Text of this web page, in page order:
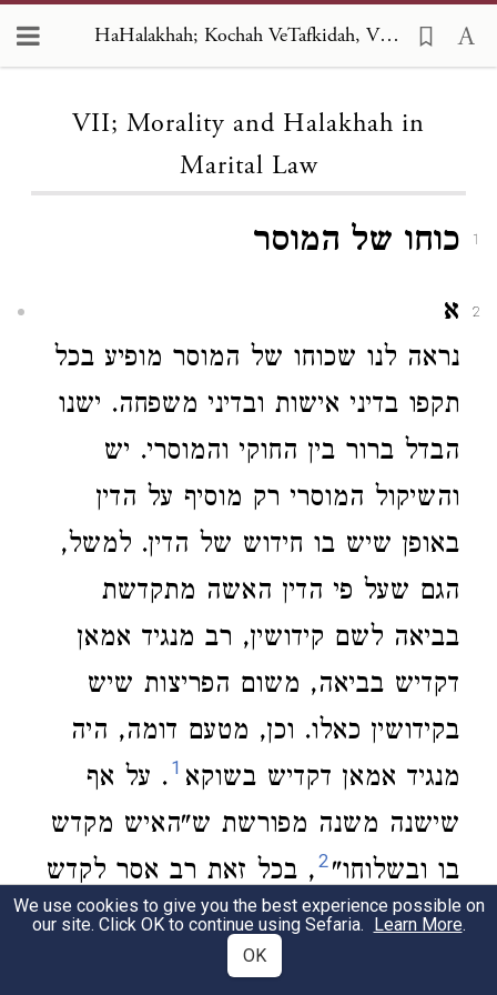
HaHalakhah; Kochah VeTafkidah, VII; Morality and Halakhah in Marital Law
VII; Morality and Halakhah in
Marital Law
1 כוחו של המוסר
2
א
נראה לנו שכוחו של המוסר מופיע בכל
תקפו בדיני אישות ובדיני משפחה. ישנו
הבדל ברור בין החוקי והמוסרי. יש
והשיקול המוסרי רק מוסיף על הדין
באופן שיש בו חידוש של הדין. למשל,
הגם שעל פי הדין האשה מתקדשת
בביאה לשם קידושין, רב מנגיד אמאן
דקדיש בביאה, משום הפריצות שיש
בקידושין כאלו. וכן, מטעם דומה, היה
מנגיד אמאן דקדיש בשוקא 1. על אף
שישנה משנה מפורשת ש"האיש מקדש
בו ובשלוחו"2, בכל זאת רב אסר לקדש
את האשה "עד שיראנה, שמא יראה בה
דבר מגונה ותתגנה עליו, ורחמנא אמר:
We use cookies to give you the best experience possible on
our site. Click OK to continue using Sefaria. Learn More.
OK